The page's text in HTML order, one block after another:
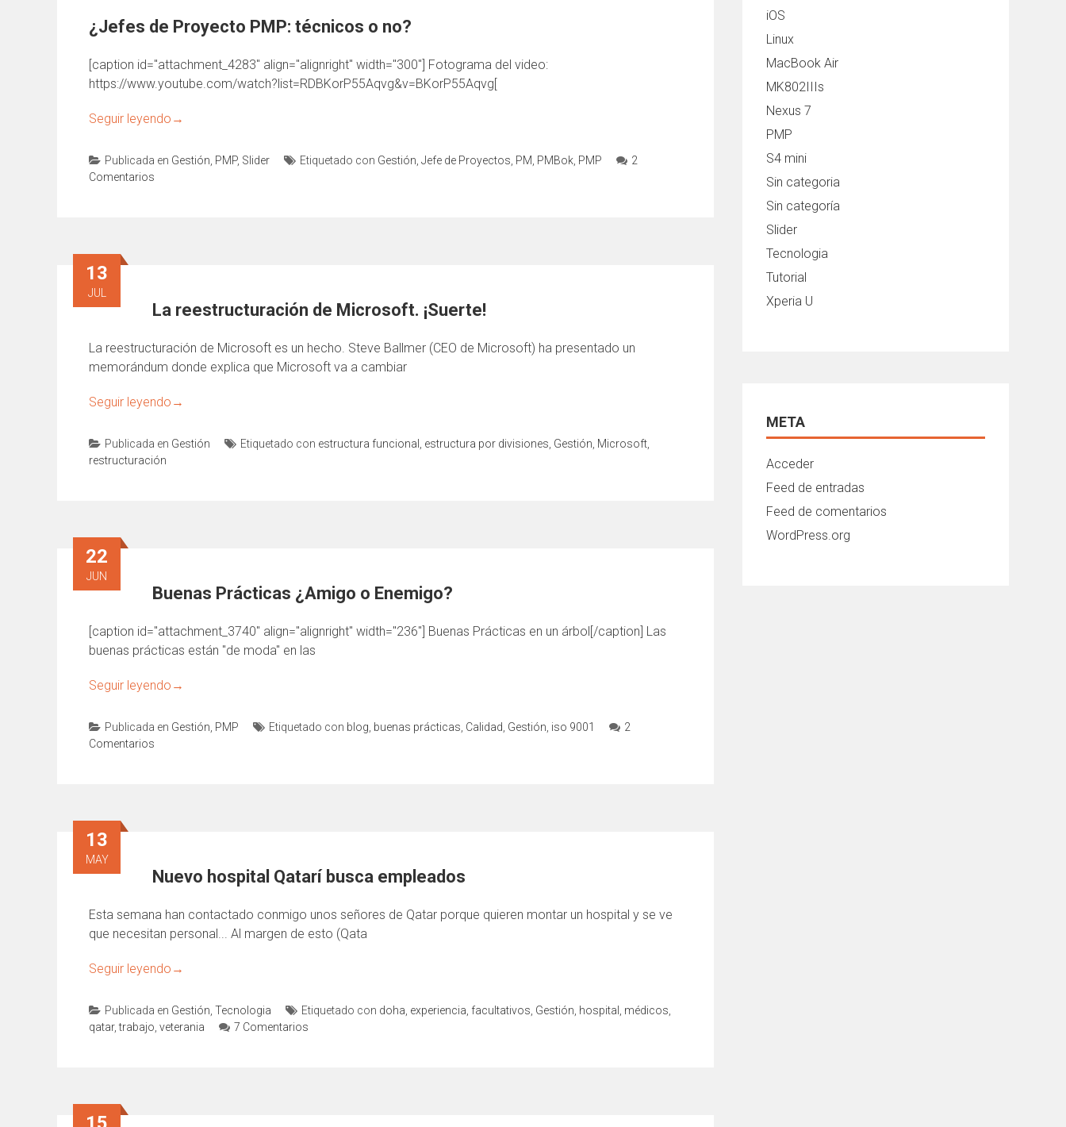
¿Jefes de Proyecto PMP: técnicos o no?
[caption id="attachment_4283" align="alignright" width="300"] Fotograma del video:
https://www.youtube.com/watch?list=RDBKorP55Aqvg&v=BKorP55Aqvg[
Seguir leyendo →
Publicada en Gestión, PMP, Slider Etiquetado con Gestión, Jefe de Proyectos, PM, PMBok, PMP
2
Comentarios
13
JUL
La reestructuración de Microsoft. ¡Suerte!
La reestructuración de Microsoft es un hecho. Steve Ballmer (CEO de Microsoft) ha presentado un
memorándum donde explica que Microsoft va a cambiar
Seguir leyendo →
Publicada en Gestión Etiquetado con estructura funcional , estructura por divisiones, Gestión, Microsoft,
restructuración
22
JUN
Buenas Prácticas ¿Amigo o Enemigo?
[caption id="attachment_3740" align="alignright" width="236"] Buenas Prácticas en un árbol[/caption] Las
buenas prácticas están "de moda" en las
Seguir leyendo →
Publicada en Gestión, PMP Etiquetado con blog, buenas prácticas, Calidad, Gestión, iso 9001
2
Comentarios
13
MAY
Nuevo hospital Qatarí busca empleados
Esta semana han contactado conmigo unos señores de Qatar porque quieren montar un hospital y se ve
que necesitan personal... Al margen de esto (Qata
Seguir leyendo →
Publicada en Gestión, Tecnologia Etiquetado con doha, experiencia, facultativos, Gestión, hospital , médicos,
qatar,trabajo, veterania 7 Comentarios
iOS
Linux
MacBook Air
MK802IIIs
Nexus 7
PMP
S4 mini
Sin categoria
Sin categoría
Slider
Tecnologia
Tutorial
Xperia U
META
Acceder
Feed de entradas
Feed de comentarios
WordPress.org